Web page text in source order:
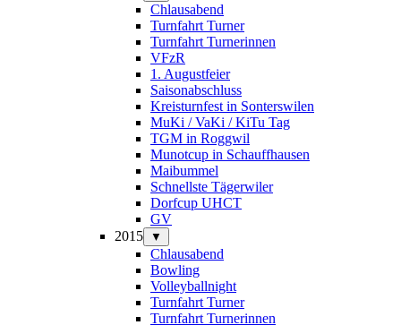
Chlausabend
Turnfahrt Turner
Turnfahrt Turnerinnen
VFzR
1. Augustfeier
Saisonabschluss
Kreisturnfest in Sonterswilen
MuKi / VaKi / KiTu Tag
TGM in Roggwil
Munotcup in Schauffhausen
Maibummel
Schnellste Tägerwiler
Dorfcup UHCT
GV
2015
▼
Chlausabend
Bowling
Volleyballnight
Turnfahrt Turner
Turnfahrt Turnerinnen